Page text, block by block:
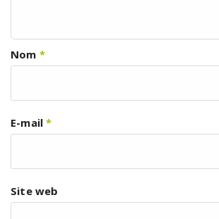
Nom *
E-mail*
Site web